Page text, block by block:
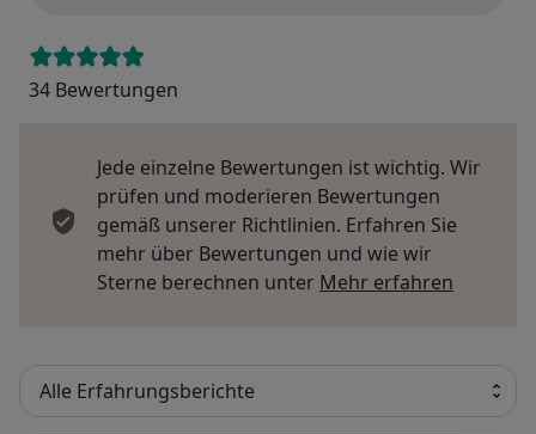
34 Bewertungen
Jede einzelne Bewertungen ist wichtig. Wir
prüfen und moderieren Bewertungen
gemäß unserer Richtlinien. Erfahren Sie
mehr über Bewertungen und wie wir
Sterne berechnen unter Mehr erfahren